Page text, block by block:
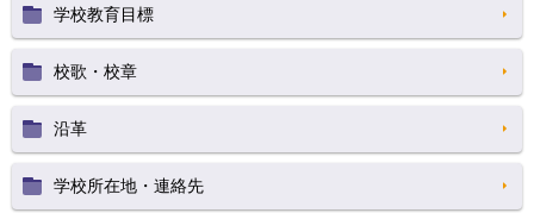
学校教育目標
校歌・校章
沿革
学校所在地・連絡先